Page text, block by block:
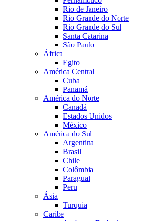
Rio de Janeiro
Rio Grande do Norte
Rio Grande do Sul
Santa Catarina
São Paulo
África
Egito
América Central
Cuba
Panamá
América do Norte
Canadá
Estados Unidos
México
América do Sul
Argentina
Brasil
Chile
Colômbia
Paraguai
Peru
Ásia
Turquia
Caribe